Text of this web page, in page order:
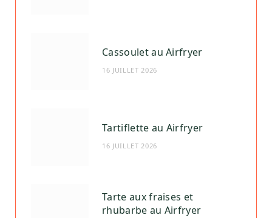
Cassoulet au Airfryer
16 JUILLET 2026
Tartiflette au Airfryer
16 JUILLET 2026
Tarte aux fraises et
rhubarbe au Airfryer